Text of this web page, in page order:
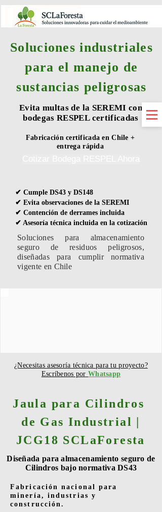
Soluciones industriales
para el manejo de
sustancias peligrosas
Evita multas de la SEREMI con
bodegas RESPEL certificadas
Fabricación certificada en Chile +
entrega rápida
✔ Cumple DS43 y DS148
✔ Evita observaciones de la SEREMI
✔ Contención de derrames incluida
✔ Asesoría técnica incluida en la cotización
Soluciones para almacenamiento
seguro de residuos peligrosos,
diseñadas para cumplir normativa
vigente en Chile
¿Necesitas asesoría técnica para tu proyecto?
Escríbenos por Whatsapp
Jaula para Cilindros
de Gas Industrial |
JCG18 SCLaForesta
Diseñada para almacenamiento seguro de
Cilindros bajo normativa DS43
Fabricación nacional para
minería, industrias y
construcción.